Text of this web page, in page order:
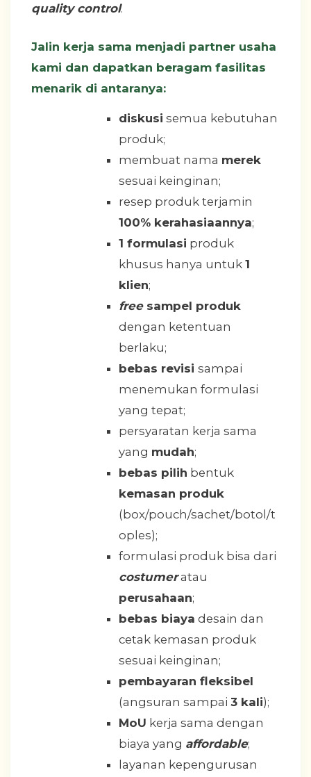
quality control.
Jalin kerja sama menjadi partner usaha
kami dan dapatkan beragam fasilitas
menarik di antaranya:
diskusi semua kebutuhan
produk;
membuat nama merek
sesuai keinginan;
resep produk terjamin
100% kerahasiaannya;
1 formulasi produk
khusus hanya untuk 1
klien;
freesampel produk
dengan ketentuan
berlaku;
bebas revisi sampai
menemukan formulasi
yang tepat;
persyaratan kerja sama
yang mudah;
bebas pilih bentuk
kemasan produk
(box/pouch/sachet/botol/t
oples);
formulasi produk bisa dari
costumeratau
perusahaan;
bebas biaya desain dan
cetak kemasan produk
sesuai keinginan;
pembayaran fleksibel
(angsuran sampai 3 kali);
MoU kerja sama dengan
biaya yang affordable;
layanan kepengurusan